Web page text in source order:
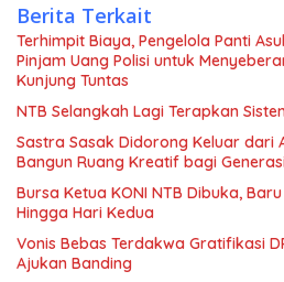
Berita Terkait
Terhimpit Biaya, Pengelola Panti
Pinjam Uang Polisi untuk
Kunjung Tuntas
NTB Selangkah Lagi Terapkan
Sastra Sasak Didorong Keluar dari
Bangun Ruang Kreatif bagi
Bursa Ketua KONI NTB Dibuka,
Hingga Hari Kedua
Vonis Bebas Terdakwa Gratifikasi
Ajukan Banding